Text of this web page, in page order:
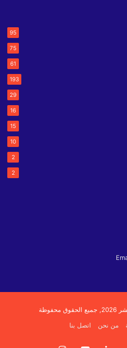
95
75
61
193
29
16
15
10
2
2
من نحن اتصل بنا